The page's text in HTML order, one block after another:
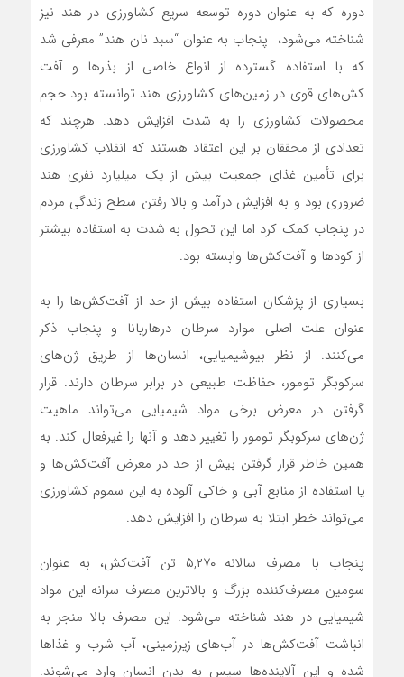
دوره که به عنوان دوره توسعه سریع کشاورزی در هند نیز
شناخته می‌شود، پنجاب به عنوان “سبد نان هند” معرفی شد
که با استفاده گسترده از انواع خاصی از بذرها و آفت
کش‌های قوی در زمین‌های کشاورزی هند توانسته بود حجم
محصولات کشاورزی را به شدت افزایش دهد. هرچند که
تعدادی از محققان بر این اعتقاد هستند که انقلاب کشاورزی
برای تأمین غذای جمعیت بیش از یک میلیارد نفری هند
ضروری بود و به افزایش درآمد و بالا رفتن سطح زندگی مردم
در پنجاب کمک کرد اما این تحول به شدت به استفاده بیشتر
از کودها و آفت‌کش‌ها وابسته بود.
بسیاری از پزشکان استفاده بیش از حد از آفت‌کش‌ها را به
عنوان علت اصلی موارد سرطان در‌هاریانا و پنجاب ذکر
می‌کنند. از نظر بیوشیمیایی، انسان‌ها از طریق ژن‌های
سرکوبگر تومور، حفاظت طبیعی در برابر سرطان دارند. قرار
گرفتن در معرض برخی مواد شیمیایی می‌تواند ماهیت
ژن‌های سرکوبگر تومور را تغییر دهد و آنها را غیرفعال کند. به
همین خاطر قرار گرفتن بیش از حد در معرض آفت‌کش‌ها و
یا استفاده از منابع آبی و خاکی آلوده به این سموم کشاورزی
می‌تواند خطر ابتلا به سرطان را افزایش دهد.
پنجاب با مصرف سالانه ۵,۲۷۰ تن آفت‌کش، به عنوان
سومین مصرف‌کننده بزرگ و بالاترین مصرف سرانه این مواد
شیمیایی در هند شناخته می‌شود. این مصرف بالا منجر به
انباشت آفت‌کش‌ها در آب‌های زیرزمینی، آب شرب و غذاها
شده و این آلاینده‌ها سپس به بدن انسان وارد می‌شوند.